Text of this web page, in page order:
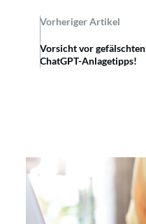
Vorheriger Artikel
Vorsicht vor gefälschten
ChatGPT-Anlagetipps!